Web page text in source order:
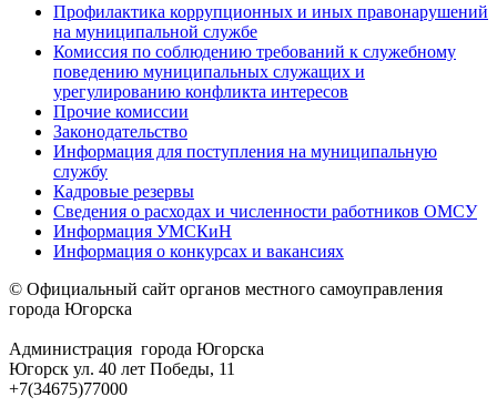
Профилактика коррупционных и иных правонарушений
на муниципальной службе
Комиссия по соблюдению требований к служебному
поведению муниципальных служащих и
урегулированию конфликта интересов
Прочие комиссии
Законодательство
Информация для поступления на муниципальную
службу
Кадровые резервы
Сведения о расходах и численности работников ОМСУ
Информация УМСКиН
Информация о конкурсах и вакансиях
© Официальный сайт органов местного самоуправления
города Югорска
Администрация города Югорска
Югорск ул. 40 лет Победы, 11
+7(34675)77000